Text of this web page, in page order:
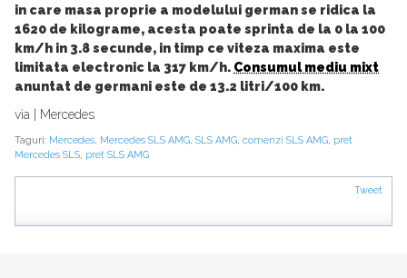
in care masa proprie a modelului german se ridica la
1620 de kilograme, acesta poate sprinta de la 0 la 100
km/h in 3.8 secunde, in timp ce viteza maxima este
limitata electronic la 317 km/h. Consumul mediu mixt
anuntat de germani este de 13.2 litri/100 km.
via | Mercedes
Taguri: Mercedes, Mercedes SLS AMG, SLS AMG, comenzi SLS AMG, pret
Mercedes SLS, pret SLS AMG
Tweet